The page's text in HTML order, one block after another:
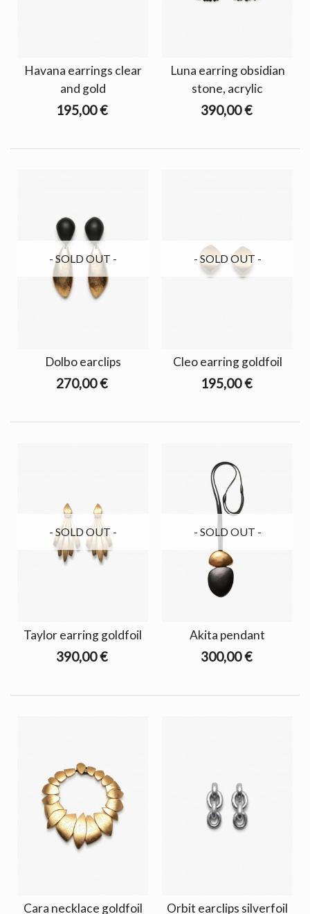
Havana earrings clear
and gold
195,00 €
Luna earring obsidian
stone, acrylic
390,00 €
- SOLD OUT -
Dolbo earclips
270,00 €
- SOLD OUT -
Cleo earring goldfoil
195,00 €
- SOLD OUT -
Taylor earring goldfoil
390,00 €
- SOLD OUT -
Akita pendant
300,00 €
Cara necklace goldfoil Orbit earclips silverfoil